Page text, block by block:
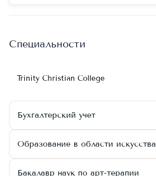
Специальности
Trinity Christian College
Бухгалтерский учет
Образование в области искусства
Бакалавр наук по арт-терапии